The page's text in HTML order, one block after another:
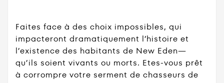
Faites face à des choix impossibles, qui
impacteront dramatiquement l’histoire et
l’existence des habitants de New Eden—
qu’ils soient vivants ou morts. Etes-vous prêt
à corrompre votre serment de chasseurs de